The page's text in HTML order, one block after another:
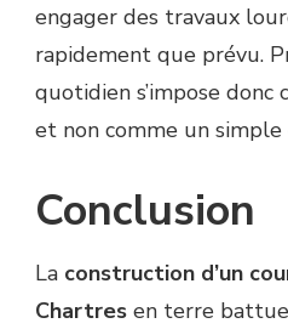
engager des travaux
rapidement que prévu.
quotidien s’impose donc
et non comme un simple
Conclusion
La construction d’un
Chartres en terre